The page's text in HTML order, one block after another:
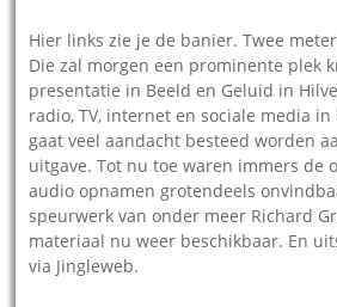
Hier links zie je de banier. Twee
Die zal morgen een prominente plek
presentatie in Beeld en Geluid in
radio, TV, internet en sociale media
gaat veel aandacht besteed worden
uitgave. Tot nu toe waren immers de
audio opnamen grotendeels
speurwerk van onder meer Richard
materiaal nu weer beschikbaar. En
via Jingleweb.